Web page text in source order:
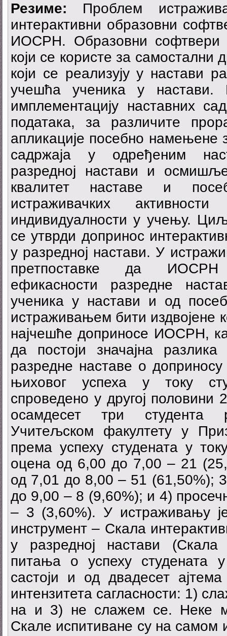
Резиме: Проблем
интерактивни образовни
ИОСРН. Образовни софтвери
који се користе за самостални
који се реализују у настави
учешћа ученика у настави.
имплементацију наставних
података, за различите
апликације посебно намењене
садржаја у одређеним
разредној настави и
квалитет наставе и
истраживачких
индивидуалности у учењу.
се утврди допринос
у разредној настави. У
претпоставке да ИОСРН
ефикасности разредне
ученика у настави и од
истраживањем бити издвојене
најчешће доприносе ИОСРН,
да постоји значајна
разредне наставе о
њиховог успеха у току
спроведено у другој половини
осамдесет три студента
Учитељском факултету у
према успеху студената у
оцена од 6,00 до 7,00 – 21
од 7,01 до 8,00 – 51 (61,50%);
до 9,00 – 8 (9,60%); и 4)
– 3 (3,60%). У истраживању
инструмент – Скала
у разредној настави
питања о успеху студената
састоји и од двадесет
интензитета сагласности: 1)
на и 3) не слажем се. Неке
Скале испитиване су на самом